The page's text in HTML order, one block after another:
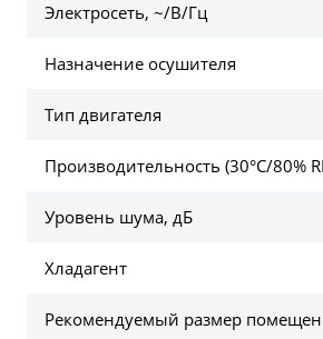
Электросеть, ~/В/Гц
Назначение осушителя
Тип двигателя
Производительность (30°C/80%
Уровень шума, дБ
Хладагент
Рекомендуемый размер